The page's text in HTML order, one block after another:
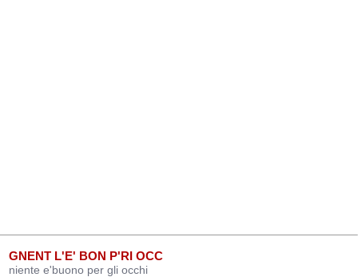
GNENT L'E' BON P'RI OCC
niente e'buono per gli occhi